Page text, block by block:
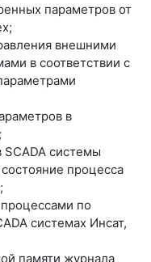
параметров от
внешними
в соответствии с
в
системы
процесса
по
системах Инсат,
памяти журнала